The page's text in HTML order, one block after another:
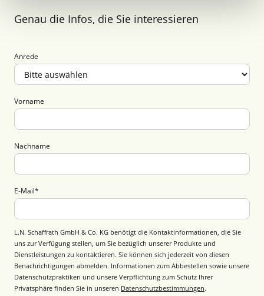
Genau die Infos, die Sie interessieren
Anrede
Vorname
Nachname
E-Mail*
L.N. Schaffrath GmbH & Co. KG benötigt die Kontaktinformationen, die Sie
uns zur Verfügung stellen, um Sie bezüglich unserer Produkte und
Dienstleistungen zu kontaktieren. Sie können sich jederzeit von diesen
Benachrichtigungen abmelden. Informationen zum Abbestellen sowie unsere
Datenschutzpraktiken und unsere Verpflichtung zum Schutz Ihrer
Privatsphäre finden Sie in unseren Datenschutzbestimmungen.